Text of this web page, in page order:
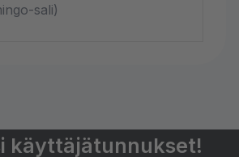
sali)
käyttäjätunnukset!